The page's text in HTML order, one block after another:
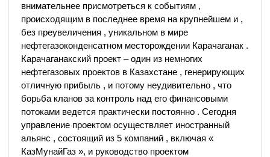
внимательнее присмотреться к событиям ,
происходящим в последнее время на крупнейшем и ,
без преувеличения , уникальном в мире
нефтегазоконденсатном месторождении Карачаганак .
Карачаганакский проект – один из немногих
нефтегазовых проектов в Казахстане , генерирующих
отличную прибыль , и потому неудивительно , что
борьба кланов за контроль над его финансовыми
потоками ведется практически постоянно . Сегодня
управление проектом осуществляет иностранный
альянс , состоящий из 5 компаний , включая «
КазМунайГаз », и руководство проектом